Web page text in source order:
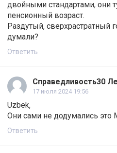
двойными стандартами, они
пенсионный возраст.
Раздутый, сверхрастратный
думали?
Ответить
Справедливость30
17 июля 2024 19:56
Uzbek,
Они сами не додумались это
Ответить